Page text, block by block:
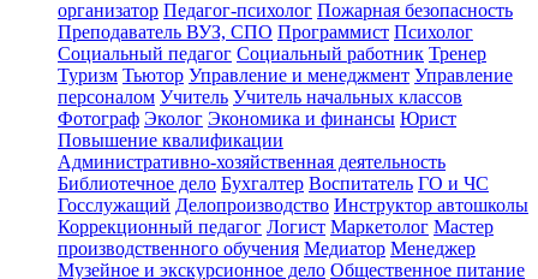
организатор Педагог-психолог Пожарная безопасность
Преподаватель ВУЗ, СПО Программист Психолог
Социальный педагог Социальный работник Тренер
Туризм Тьютор Управление и менеджмент Управление
персоналом Учитель Учитель начальных классов
Фотограф Эколог Экономика и финансы Юрист
Повышение квалификации
Административно-хозяйственная деятельность
Библиотечное дело Бухгалтер Воспитатель ГО и ЧС
Госслужащий Делопроизводство Инструктор автошколы
Коррекционный педагог Логист Маркетолог Мастер
производственного обучения Медиатор Менеджер
Музейное и экскурсионное дело Общественное питание